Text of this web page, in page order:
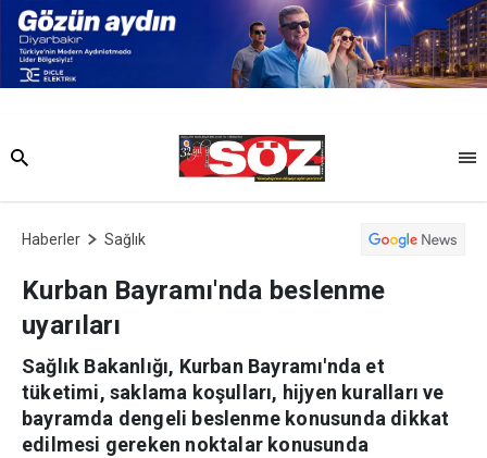
Haberler Sağlık
Kurban Bayramı'nda beslenme
uyarıları
Sağlık Bakanlığı, Kurban Bayramı'nda et
tüketimi, saklama koşulları, hijyen kuralları ve
bayramda dengeli beslenme konusunda dikkat
edilmesi gereken noktalar konusunda